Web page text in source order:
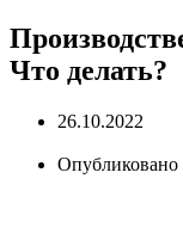
Что делать?
26.10.2022
Опубликовано